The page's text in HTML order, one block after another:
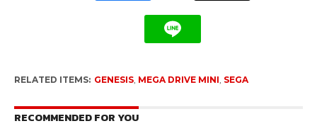
RELATED ITEMS: GENESIS, MEGA DRIVE MINI SEGA
RECOMMENDED FOR YOU